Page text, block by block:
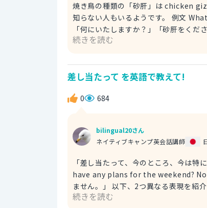
焼き鳥の種類の「砂肝」は chicken
知らない人もいるようです。 例文 What can I get you for today? May I have some chicken gizzards?
「何にいたしますか？」「砂肝をください」 短くgizzard とも言えます。 例文 What is
today? It is a gizzard. 「今日のお勧め
続きを読む
差し当たって を英語で教えて!
0 684
bilingual20さん
ネイティブキャンプ英会話講師
「差し当たって、今のところ、今は特に
have any plans for the weekend?
ません。」 以下、2つ異なる表現を紹介します。 例文 What are you doing on the weekend? I don’t know
at the moment. 「今週末の予定はありますか？
続きを読む